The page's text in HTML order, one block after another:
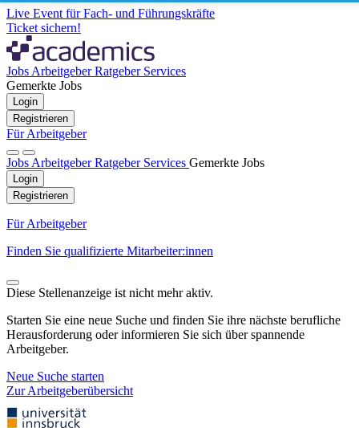
Live Event für Fach- und Führungskräfte
Ticket sichern!
Jobs ArbeitgeberRatgeber Services
Gemerkte Jobs
Login
Registrieren
Für Arbeitgeber
Jobs ArbeitgeberRatgeber Services Gemerkte Jobs
Login
Registrieren
Für Arbeitgeber
Finden Sie qualifizierte Mitarbeiter:innen
Diese Stellenanzeige ist nicht mehr aktiv.
Starten Sie eine neue Suche und finden Sie ihre nächste berufliche
Herausforderung oder informieren Sie sich über spannende
Arbeitgeber.
Neue Suche starten
Zur Arbeitgeberübersicht